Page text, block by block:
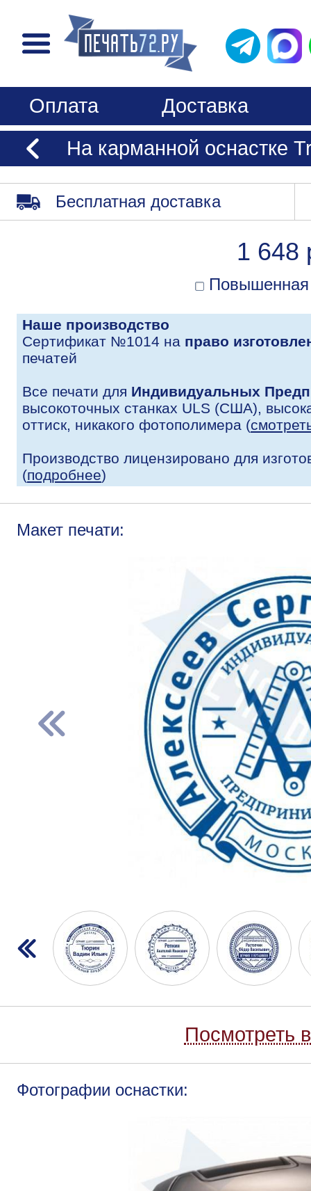
Оплата
Доставка
На карманной оснастке
Бесплатная доставка
1 648
Повышенная
Наше производство
Сертификат №1014 на право
печатей
Все печати для Индивидуальных
высокоточных станках ULS (США),
оттиск, никакого фотополимера (
Производство лицензировано для
(подробнее)
Макет печати:
Посмотреть
Фотографии оснастки: